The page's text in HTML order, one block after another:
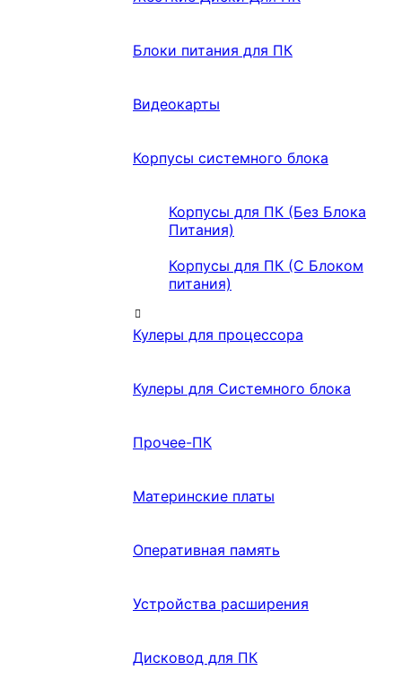
Блоки питания для ПК
Видеокарты
Корпусы системного блока
Корпусы для ПК (Без Блока
Питания)
Корпусы для ПК (С Блоком
питания)
Кулеры для процессора
Кулеры для Системного блока
Прочее-ПК
Материнские платы
Оперативная память
Устройства расширения
Дисковод для ПК